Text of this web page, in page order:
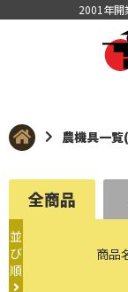
2001年開
農機具一
全商品
並
び
順
商品